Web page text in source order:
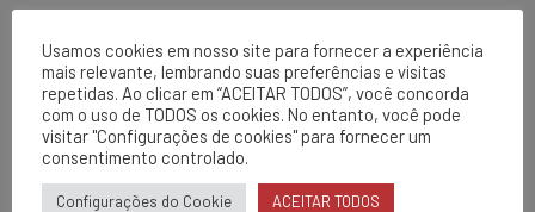
localidade de Bom Jesus da Lapa
Usamos cookies em nosso site para fornecer a experiência
mais relevante, lembrando suas preferências e visitas
repetidas. Ao clicar em “ACEITAR TODOS”, você concorda
com o uso de TODOS os cookies. No entanto, você pode
visitar "Configurações de cookies" para fornecer um
consentimento controlado.
Configurações do Cookie ACEITAR TODOS